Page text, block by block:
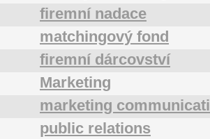
firemní nadace
matchingový fond
firemní dárcovství
Marketing
marketing
public relations